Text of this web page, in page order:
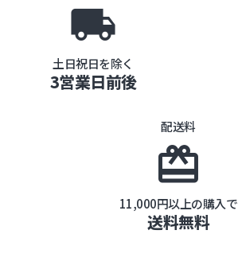
local_shipping
土日祝日を除く
3営業日前後
配送料
card_giftcard
11,000円以上の購入で
送料無料